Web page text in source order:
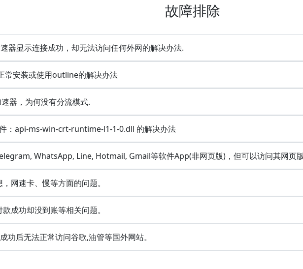
故障排除
器显示连接成功，却无法访问任何外网的解决办法.
常安装或使用outline的解决办法
器，为何没有分流模式.
：api-ms-win-crt-runtime-l1-1-0.dll 的解决办法
WhatsApp, Line, Hotmail, Gmail等软件App(非网页版)，但可以访问其网页
网速卡、慢等方面的问题。
成功却没到账等相关问题。
功后无法正常访问谷歌,油管等国外网站。